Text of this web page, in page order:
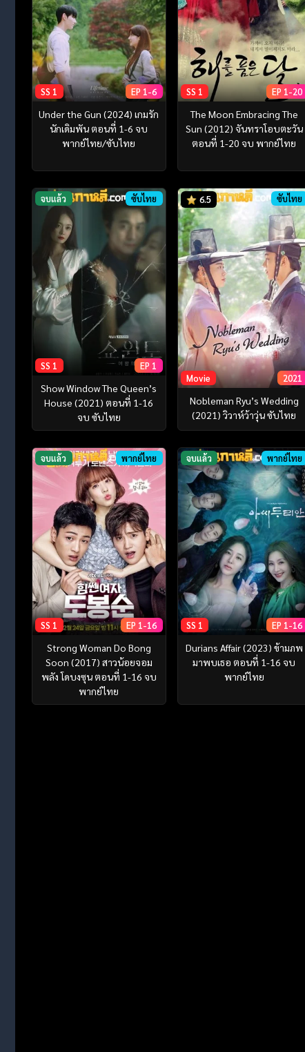
SS 1 EP 1-6
Under the Gun (2024) เกมรัก
นักเดิมพัน ตอนที่ 1-6 จบ
พากย์ไทย/ซับไทย
SS 1 EP 1-20
The Moon Embracing The
Sun (2012) จันทราโอบตะวัน
ตอนที่ 1-20 จบ พากย์ไทย
จบแล้ว ซับไทย
SS 1 EP 1
Show Window The Queen’s
House (2021) ตอนที่ 1-16
จบ ซับไทย
6.5 ซับไทย
Movie 2021
Nobleman Ryu’s Wedding
(2021) วิวาห์ว้าวุ่น ซับไทย
จบแล้ว พากย์ไทย
SS 1 EP 1-16
Strong Woman Do Bong
Soon (2017) สาวน้อยจอม
พลัง โดบงซุน ตอนที่ 1-16 จบ
พากย์ไทย
จบแล้ว พากย์ไทย
SS 1 EP 1-16
Durians Affair (2023) ข้ามภพ
มาพบเธอ ตอนที่ 1-16 จบ
พากย์ไทย